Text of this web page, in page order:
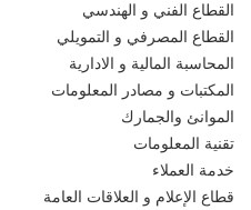
القطاع الفني و الهندسي
القطاع المصرفي و التمويلي
المحاسبة المالية و الادارية
المكتبات و مصادر المعلومات
الموانئ والجمارك
تقنية المعلومات
خدمة العملاء
قطاع الإعلام و العلاقات العامة